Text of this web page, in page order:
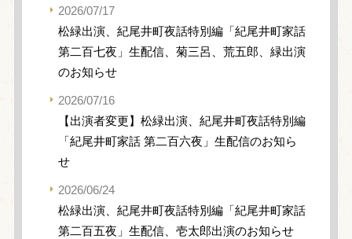
2026/07/17
松緑出演、紀尾井町夜話特別編「紀尾井町家話
第二百七夜」生配信、菊三呂、荒五郎、緑出演
のお知らせ
2026/07/16
【出演者変更】松緑出演、紀尾井町夜話特別編
「紀尾井町家話 第二百六夜」生配信のお知ら
せ
2026/06/24
松緑出演、紀尾井町夜話特別編「紀尾井町家話
第二百五夜」生配信、壱太郎出演のお知らせ